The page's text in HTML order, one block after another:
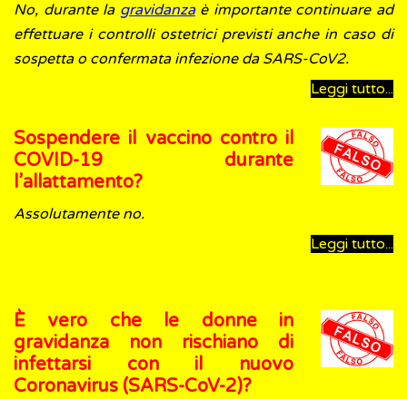
No, durante la gravidanzaè importante continuare ad
effettuare i controlli ostetrici previsti anche in caso di
sospetta o confermata infezione da SARS-CoV2.
Leggi tutto...
Sospendere il vaccino contro il
COVID-19 durante
l’allattamento?
Assolutamente no.
Leggi tutto...
È vero che le donne in
gravidanza non rischiano di
infettarsi con il nuovo
Coronavirus (SARS-CoV-2)?